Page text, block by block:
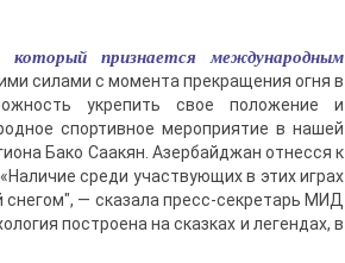
признается международным
силами с момента прекращения огня в
укрепить свое положение и
спортивное мероприятие в нашей
Бако Саакян. Азербайджан отнесся к
среди участвующих в этих играх
— сказала пресс-секретарь МИД
построена на сказках и легендах, в